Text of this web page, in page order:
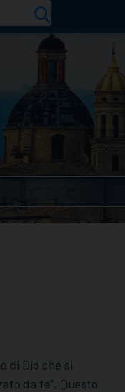
di Dio che si
da te”. Questo